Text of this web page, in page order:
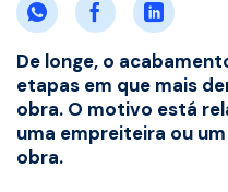
De longe, o
etapas em que mais
obra. O motivo está
uma empreiteira ou
obra.